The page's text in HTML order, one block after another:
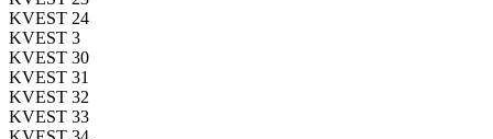
KVEST 24
KVEST 3
KVEST 30
KVEST 31
KVEST 32
KVEST 33